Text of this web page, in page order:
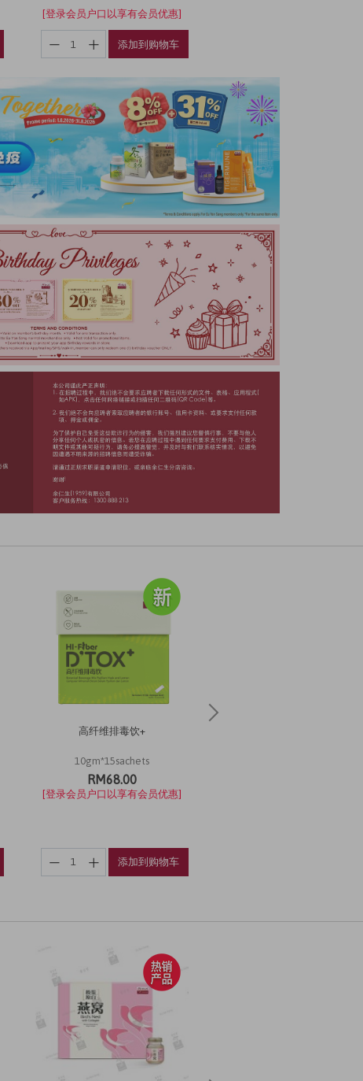
[登录会员户口以享有会员优惠]
添加到购物车
高纤维排毒饮+
10gm*15sachets
RM68.00
[登录会员户口以享有会员优惠]
添加到购物车